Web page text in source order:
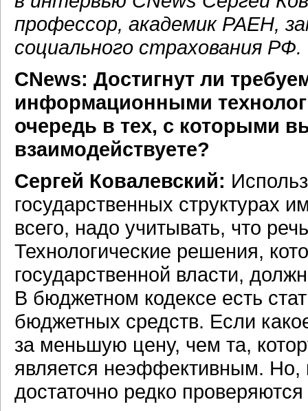
профессор, академик РАЕН,
социального страхования РФ.
CNews: Достигнут ли
информационными
очередь в тех, с которыми
взаимодействуете?
Сергей Ковалевский:
государственных структурах
всего, надо учитывать, что
Технологические решения,
государственной власти,
В бюджетном кодексе есть
бюджетных средств. Если
за меньшую цену, чем та,
является неэффективным.
достаточно редко